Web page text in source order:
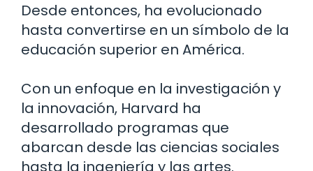
Desde entonces, ha evolucionado
hasta convertirse en un símbolo de la
educación superior en América.
Con un enfoque en la investigación y
la innovación, Harvard ha
desarrollado programas que
abarcan desde las ciencias sociales
hasta la ingeniería y las artes.